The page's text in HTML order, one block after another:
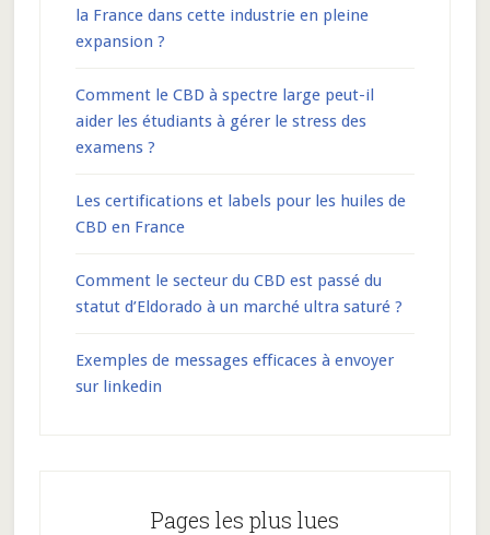
la France dans cette industrie en pleine
expansion ?
Comment le CBD à spectre large peut-il
aider les étudiants à gérer le stress des
examens ?
Les certifications et labels pour les huiles de
CBD en France
Comment le secteur du CBD est passé du
statut d’Eldorado à un marché ultra saturé ?
Exemples de messages efficaces à envoyer
sur linkedin
Pages les plus lues